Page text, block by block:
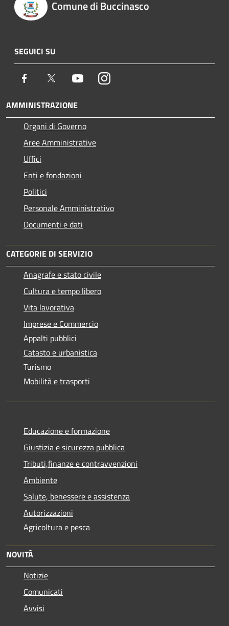
Comune di Buccinasco
SEGUICI SU
Facebook Twitter YoutubeInstagram
AMMINISTRAZIONE
Organi di Governo
Aree Amministrative
Uffici
Enti e fondazioni
Politici
Personale Amministrativo
Documenti e dati
CATEGORIE DI SERVIZIO
Anagrafe e stato civile
Cultura e tempo libero
Vita lavorativa
Imprese e Commercio
Appalti pubblici
Catasto e urbanistica
Turismo
Mobilità e trasporti
Educazione e formazione
Giustizia e sicurezza pubblica
Tributi,finanze e contravvenzioni
Ambiente
Salute, benessere e assistenza
Autorizzazioni
Agricoltura e pesca
NOVITÀ
Notizie
Comunicati
Avvisi